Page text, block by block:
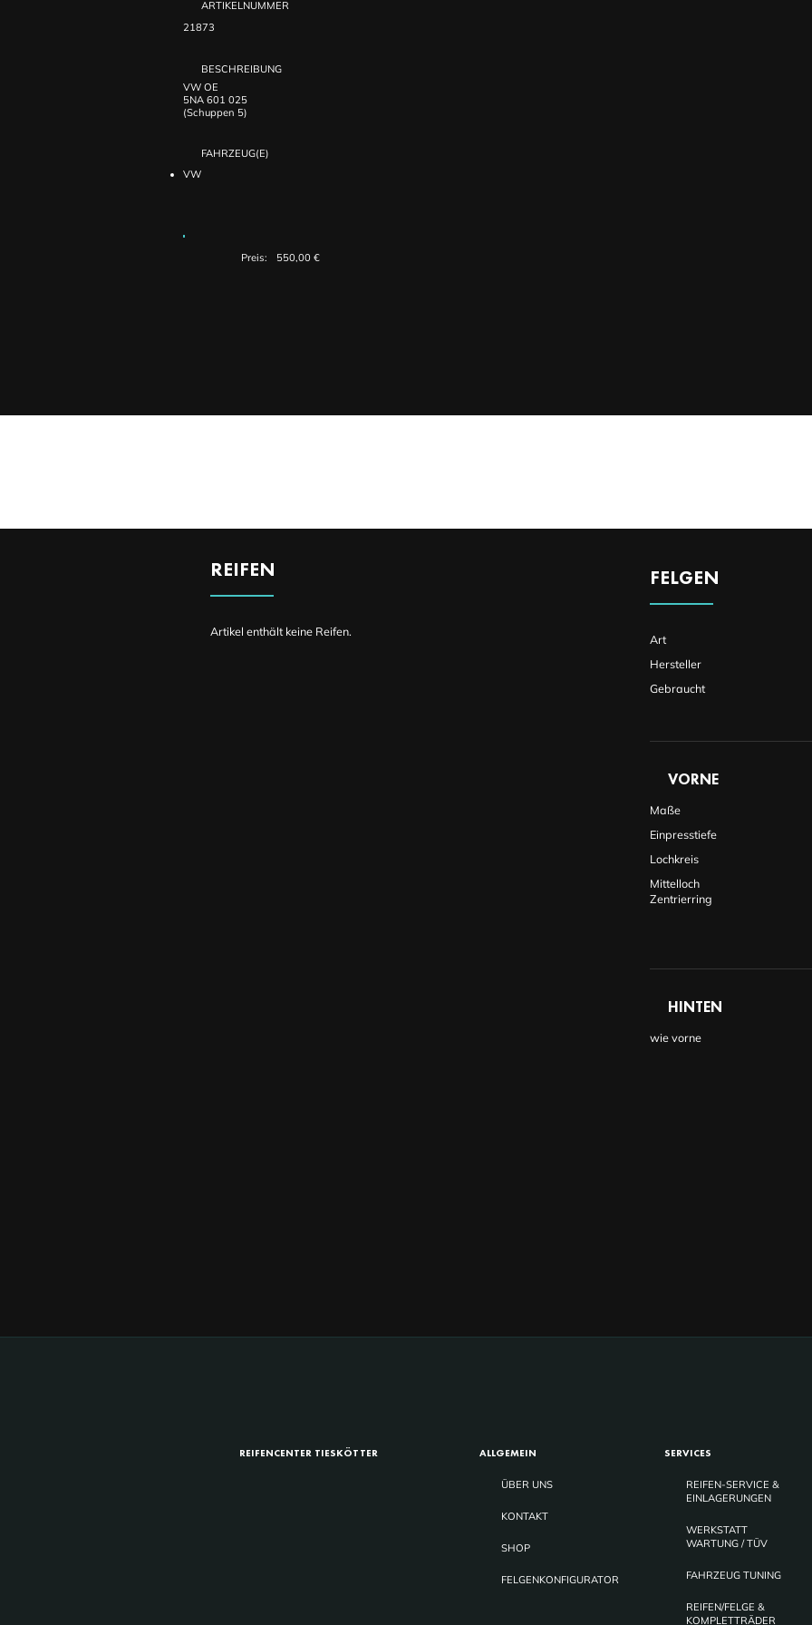
ARTIKELNUMMER
21873
BESCHREIBUNG
VW OE
5NA 601 025
(Schuppen 5)
FAHRZEUG(E)
VW
550,00 €
Preis:
FELGEN
Art
Hersteller
Gebraucht
VORNE
Maße
Einpresstiefe
Lochkreis
Mittelloch
Zentrierring
HINTEN
wie vorne
REIFEN
Artikel enthält keine Reifen.
ALLGEMEIN
ÜBER UNS
KONTAKT
SHOP
FELGENKONFIGURATOR
SERVICES
REIFEN-SERVICE &
EINLAGERUNGEN
WERKSTATT
WARTUNG / TÜV
FAHRZEUG TUNING
REIFEN/FELGE &
KOMPLETTRÄDER
REIFENCENTER TIESKÖTTER